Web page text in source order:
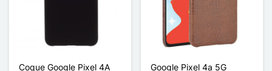
Coque Google Pixel 4A
Google Pixel 4a 5G